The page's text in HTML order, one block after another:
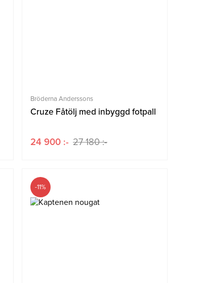
Bröderna Anderssons
Cruze Fåtölj med inbyggd fotpall
24 900 :- 27 180 :-
-11%